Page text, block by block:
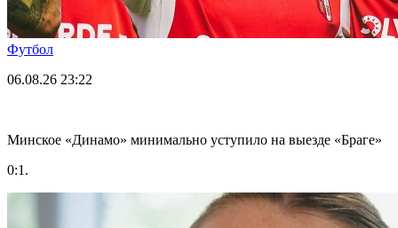
Футбол
06.08.26 23:22
Минское «Динамо» минимально уступило на выезде «Браге»
0:1.